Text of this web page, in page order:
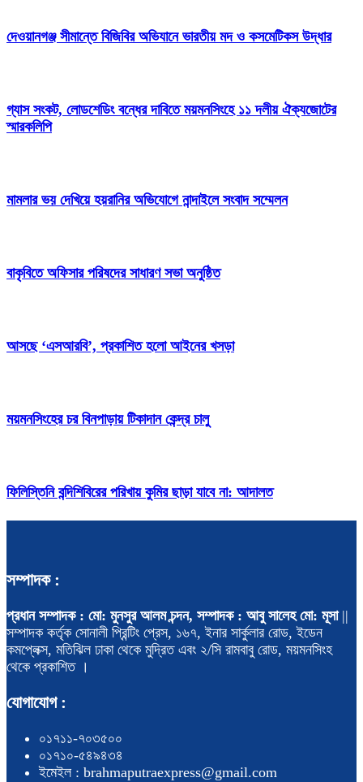
দেওয়ানগঞ্জ সীমান্তে বিজিবির অভিযানে ভারতীয় মদ ও কসমেটিকস উদ্ধার
গ্যাস সংকট, লোডশেডিং বন্ধের দাবিতে ময়মনসিংহে ১১ দলীয় ঐক্যজোটের
স্মারকলিপি
মামলার ভয় দেখিয়ে হয়রানির অভিযোগে নান্দাইলে সংবাদ সম্মেলন
বাকৃবিতে অফিসার পরিষদের সাধারণ সভা অনুষ্ঠিত
আসছে ‘এসআরবি’, প্রকাশিত হলো আইনের খসড়া
ময়মনসিংহের চর বিনপাড়ায় টিকাদান কেন্দ্র চালু
ফিলিস্তিনি বন্দিশিবিরের পরিখায় কুমির ছাড়া যাবে না: আদালত
সম্পাদক :
প্রধান সম্পাদক : মো: মুনসুর আলম চন্দন, সম্পাদক : আবু সালেহ মো: মূসা||
সম্পাদক কর্তৃক সোনালী প্রিন্টিং প্রেস, ১৬৭, ইনার সার্কুলার রোড, ইডেন
কমপ্লেক্স, মতিঝিল ঢাকা থেকে মুদ্রিত এবং ২/সি রামবাবু রোড, ময়মনসিংহ
থেকে প্রকাশিত ।
যোগাযোগ :
০১৭১১-৭০৩৫০০
০১৭১০-৫৪৯৪৩৪
ইমেইল : brahmaputraexpress@gmail.com